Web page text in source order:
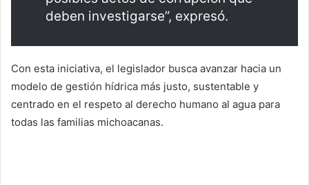
deben investigarse”, expresó.
Con esta iniciativa, el legislador busca avanzar hacia un
modelo de gestión hídrica más justo, sustentable y
centrado en el respeto al derecho humano al agua para
todas las familias michoacanas.